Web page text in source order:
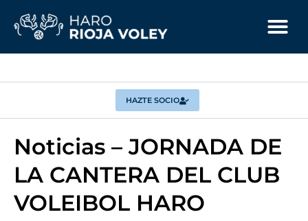
HAZTE SOCIO
Noticias – JORNADA DE
LA CANTERA DEL CLUB
VOLEIBOL HARO